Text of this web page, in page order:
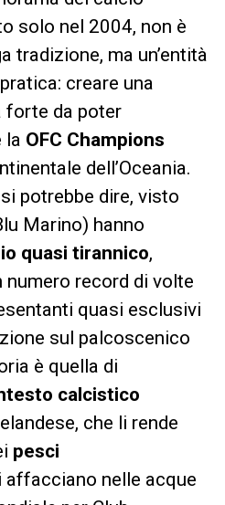
solo nel 2004, non è
tradizione, ma un’entità
creare una
forte da poter
la OFC Champions
dell’Oceania.
potrebbe dire, visto
Marino) hanno
quasi tirannico,
record di volte
quasi esclusivi
sul palcoscenico
è quella di
calcistico
che li rende
pesci
affacciano nelle acque